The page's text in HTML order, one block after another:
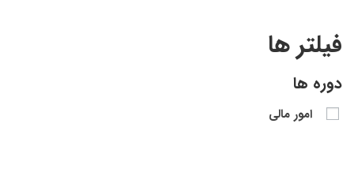
فیلتر ها
دوره ها
امور مالی